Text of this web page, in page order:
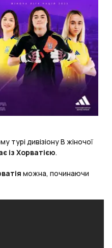
турі дивізіону B жіночої
із Хорватією.
можна, починаючи